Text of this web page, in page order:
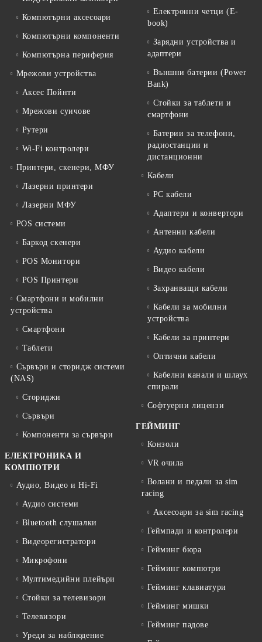
Компютърни аксесоари
Компютърни компоненти
Компютърна периферия
Мрежови устройства
Аксес Пойнти
Мрежови суичове
Рутери
Wi-Fi контролери
Принтери, скенери, МФУ
Лазерни принтери
Лазерни МФУ
POS системи
Баркод скенери
POS Монитори
POS Принтери
Смартфони и мобилни
устройства
Смартфони
Таблети
Сървъри и сторидж системи
(NAS)
Сториджи
Сървъри
Компоненти за сървъри
ЕЛЕКТРОНИКА И
КОМПЮТРИ
Аудио, Видео и Hi-Fi
Аудио системи
Bluetooth слушалки
Видеорегистратори
Микрофони
Мултимедийни плейъри
Стойки за телевизори
Телевизори
Уреди за наблюдение
Електронни четци (E-
book)
Зарядни устройства и
адаптери
Външни батерии (Power
Bank)
Стойки за таблети и
смартфони
Батерии за телефони,
радиостанции и
дистанционни
Кабели
PC кабели
Адаптери и конвертори
Антенни кабели
Аудио кабели
Видео кабели
Захранващи кабели
Кабели за мобилни
устройства
Кабели за принтери
Оптични кабели
Кабелни канали и шлаух
спирали
Софтуерни лицензи
ГЕЙМИНГ
Конзоли
VR очила
Волани и педали за sim
racing
Аксесоари за sim racing
Геймпади и контролери
Гейминг бюра
Гейминг компютри
Гейминг клавиатури
Гейминг мишки
Гейминг падове